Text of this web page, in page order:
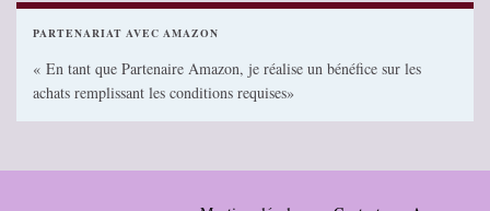
PARTENARIAT AVEC AMAZON
« En tant que Partenaire Amazon, je réalise un bénéfice sur les
achats remplissant les conditions requises»